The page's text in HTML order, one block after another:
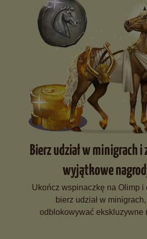
Bierz udział w minigrach
wyjątkowe
Ukończ wspinaczkę na Olimp i
bierz udział w
odblokowywać ekskluzywne